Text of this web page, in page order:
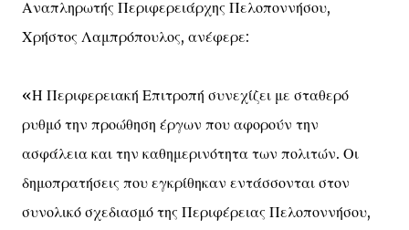
Αναπληρωτής Περιφερειάρχης Πελοποννήσου,
Χρήστος Λαμπρόπουλος, ανέφερε:
«Η Περιφερειακή Επιτροπή συνεχίζει με σταθερό
ρυθμό την προώθηση έργων που αφορούν την
ασφάλεια και την καθημερινότητα των πολιτών. Οι
δημοπρατήσεις που εγκρίθηκαν εντάσσονται στον
συνολικό σχεδιασμό της Περιφέρειας Πελοποννήσου,